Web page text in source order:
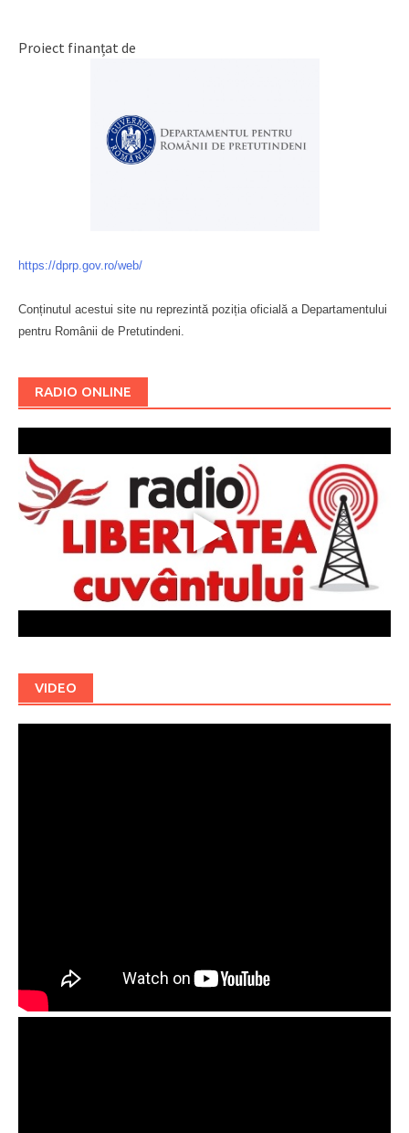
Proiect finanțat de
https://dprp.gov.ro/web/
Conținutul acestui site nu reprezintă poziția oficială a Departamentului
pentru Românii de Pretutindeni.
RADIO ONLINE
VIDEO